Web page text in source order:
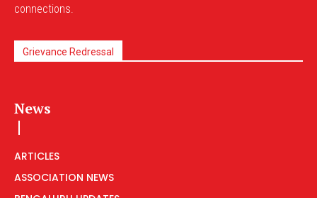
connections.
Grievance Redressal
News
ARTICLES
ASSOCIATION NEWS